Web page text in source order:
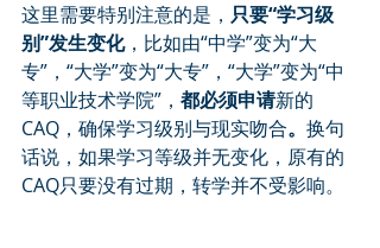
这里需要特别注意的是， 只要“学习级
别”发生变化，比如由“中学”变为“大
专”，“大学”变为“大专”，“大学”变为“中
等职业技术学院”， 都必须申请新的
CAQ，确保学习级别与现实吻合。 换句
话说，如果学习等级并无变化，原有的
CAQ只要没有过期，转学并不受影响。